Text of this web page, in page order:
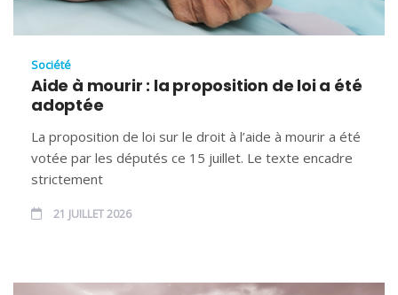
Société
Aide à mourir : la proposition de loi a été
adoptée
La proposition de loi sur le droit à l’aide à mourir a été
votée par les députés ce 15 juillet. Le texte encadre
strictement
21 JUILLET 2026